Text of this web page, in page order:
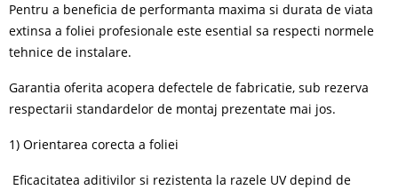
Pentru a beneficia de performanta maxima si durata de viata
extinsa a foliei profesionale este esential sa respecti normele
tehnice de instalare.
Garantia oferita acopera defectele de fabricatie, sub rezerva
respectarii standardelor de montaj prezentate mai jos.
1) Orientarea corecta a foliei
Eficacitatea aditivilor si rezistenta la razele UV depind de